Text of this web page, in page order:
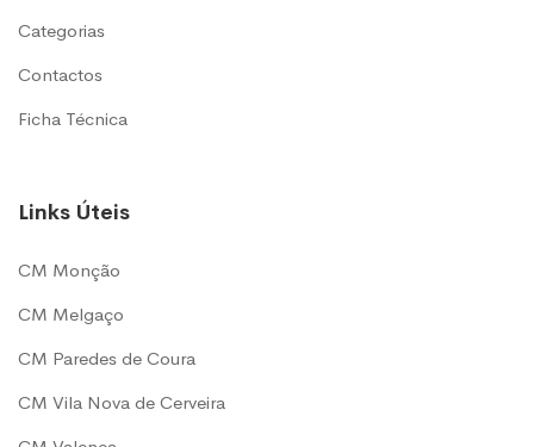
Categorias
Contactos
Ficha Técnica
Links Úteis
CM Monção
CM Melgaço
CM Paredes de Coura
CM Vila Nova de Cerveira